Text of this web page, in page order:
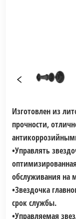
Изготовлен из
прочности,
•Управлять
обслуживания на
•Звездочка
срок службы.
•Управляемая